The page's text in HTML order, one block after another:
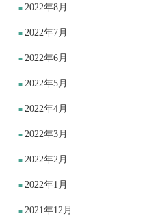
2022年8月
2022年7月
2022年6月
2022年5月
2022年4月
2022年3月
2022年2月
2022年1月
2021年12月